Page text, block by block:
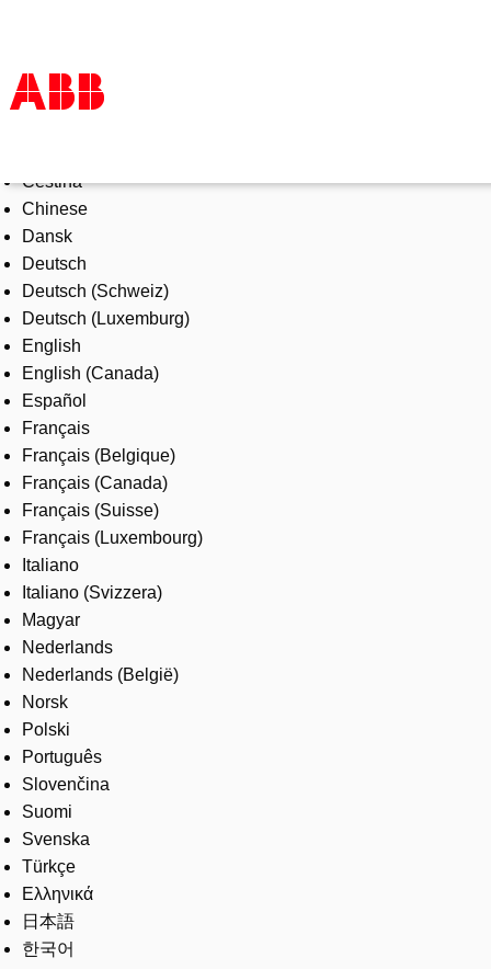
Products & Solutions
Industries
Services
About us
Where to buy
Contact us
Careers
Čeština
Chinese
Dansk
Deutsch
Deutsch (Schweiz)
Deutsch (Luxemburg)
English
English (Canada)
Español
Français
Français (Belgique)
Français (Canada)
Français (Suisse)
Français (Luxembourg)
Italiano
Italiano (Svizzera)
Magyar
Nederlands
Nederlands (België)
Norsk
Polski
Português
Slovenčina
Suomi
Svenska
Türkçe
Ελληνικά
日本語
한국어